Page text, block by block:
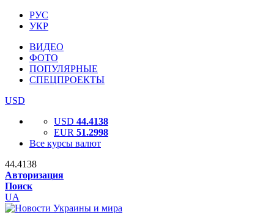
РУС
УКР
ВИДЕО
ФОТО
ПОПУЛЯРНЫЕ
СПЕЦПРОЕКТЫ
USD
USD 44.4138
EUR 51.2998
Все курсы валют
44.4138
Авторизация
Поиск
UA